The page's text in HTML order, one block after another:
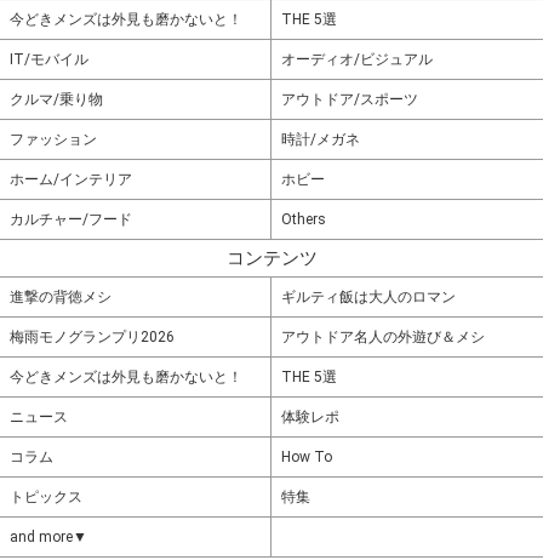
今どきメンズは外見も磨かないと！ THE 5選
IT/モバイル オーディオ/ビジュアル
クルマ/乗り物 アウトドア/スポーツ
ファッション 時計/メガネ
ホーム/インテリア ホビー
カルチャー/フード Others
コンテンツ
進撃の背徳メシ ギルティ飯は大人のロマン
梅雨モノグランプリ2026 アウトドア名人の外遊び＆メシ
今どきメンズは外見も磨かないと！ THE 5選
ニュース 体験レポ
コラム How To
トピックス 特集
and more▼